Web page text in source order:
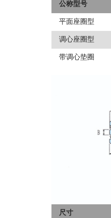
公称型号
平面座圈型
调心座圈型
带调心垫圈
尺寸